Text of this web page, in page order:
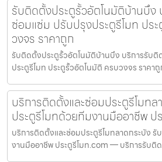
รับติดตั้งประตูรั้วอัตโนมัติบ้านบึง
ซ่อมแซ่ม ปรับปรุงประตูรีโมท ปร
วงจร ราคาถูก
รับติดตั้งประตูรั้วอัตโนมัติบ้านบึง บริการรับ
ประตูรีโมท ประตูรั้วอัตโนมัติ ครบวงจร ราคา
บริการติดตั้งและซ่อมประตูรีโมท
ประตูรีโมทด้วยทีมงานมืออาชีพ ป
บริการติดตั้งและซ่อมประตูรีโมทลาดกระบัง
งานมืออาชีพ ประตูรีโมท.com — บริการรับติ